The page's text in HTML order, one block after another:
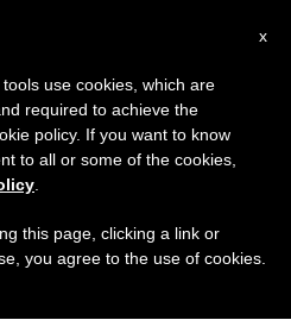
الرحمة
المونسنيور جوزيف
x
use cookies, which are
required to achieve the
policy. If you want to know
to all or some of the cookies,
this page, clicking a link or
you agree to the use of cookies.